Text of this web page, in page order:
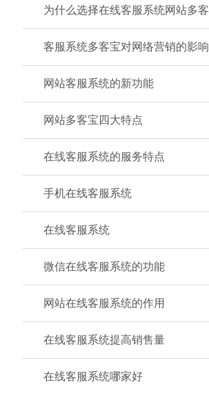
为什么选择在线客服系统网站多客
客服系统多客宝对网络营销的影响
网站客服系统的新功能
网站多客宝四大特点
在线客服系统的服务特点
手机在线客服系统
在线客服系统
微信在线客服系统的功能
网站在线客服系统的作用
在线客服系统提高销售量
在线客服系统哪家好